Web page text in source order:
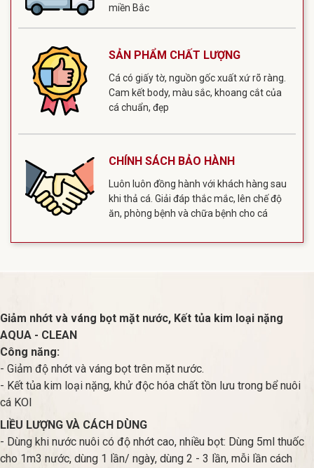
miền Bắc
SẢN PHẨM CHẤT LƯỢNG
Cá có giấy tờ, nguồn gốc xuất xứ rõ ràng.
Cam kết body, màu sắc, khoang cắt của
cá chuẩn, đẹp
CHÍNH SÁCH BẢO HÀNH
Luôn luôn đồng hành với khách hàng sau
khi thả cá. Giải đáp thắc mắc, lên chế độ
ăn, phòng bệnh và chữa bệnh cho cá
Giảm nhớt và váng bọt mặt nước, Kết tủa kim loại nặng
AQUA - CLEAN​
Công năng:
- Giảm độ nhớt và váng bọt trên mặt nước.
- Kết tủa kim loại nặng, khử độc hóa chất tồn lưu trong bể nuôi
cá KOI
LIỀU LƯỢNG VÀ CÁCH DÙNG
- Dùng khi nước nuôi có độ nhớt cao, nhiều bọt: Dùng 5ml thuốc
cho 1m3 nước, dùng 1 lần/ ngày, dùng 2 - 3 lần, mỗi lần cách